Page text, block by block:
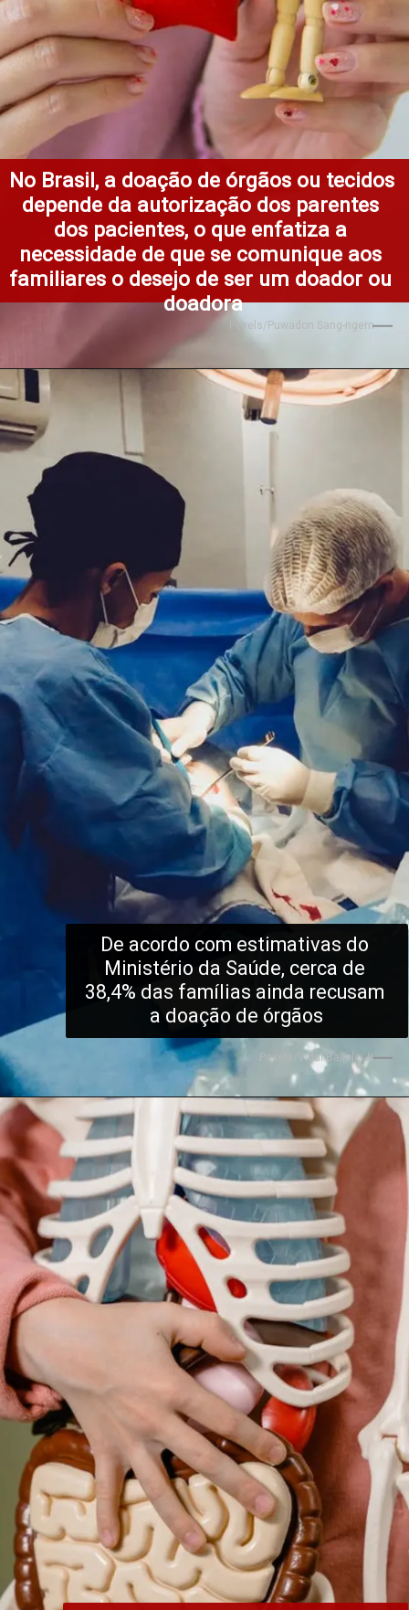
No Brasil, a doação de órgãos ou tecidos
depende da autorização dos parentes
dos pacientes, o que enfatiza a
necessidade de que se comunique aos
familiares o desejo de ser um doador ou
doadora
Pexels/Puwadon Sang-ngern
De acordo com estimativas do
Ministério da Saúde, cerca de
38,4% das famílias ainda recusam
a doação de órgãos
Pexels/Vidal Balielo Jr.